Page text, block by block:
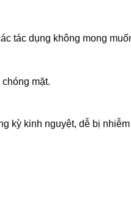
tác dụng không mong
mặt.
kỳ kinh nguyệt, dễ bị